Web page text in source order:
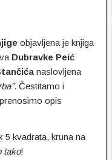
objavljena je knjiga
Dubravke Peić
naslovljena
. Čestitamo i
opis
5 kvadrata, kruna na
tako!